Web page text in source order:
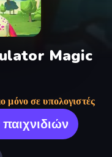
Magic
μόνο σε υπολογιστές